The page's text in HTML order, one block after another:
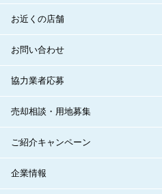
お近くの店舗
お問い合わせ
協力業者応募
売却相談・用地募集
ご紹介キャンペーン
企業情報